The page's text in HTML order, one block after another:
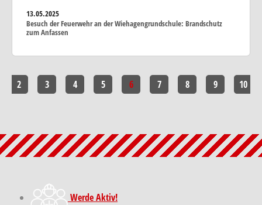
13.05.2025
Besuch der Feuerwehr an der Wiehagengrundschule: Brandschutz
zum Anfassen
2 3 4 5 6 7 8 9 10
Werde Aktiv!